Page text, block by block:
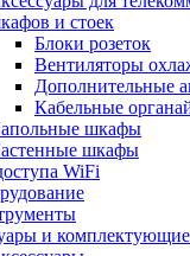
и стоек
Блоки розеток
Вентиляторы
Дополнительные
Кабельные
шкафы
шкафы
WiFi
и